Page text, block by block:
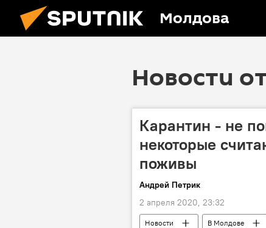
Молдова
Новости
Карантин - не
некоторые
поживы
Андрей Петрик
2 апреля 2020, 23:32
Новости В Молдове